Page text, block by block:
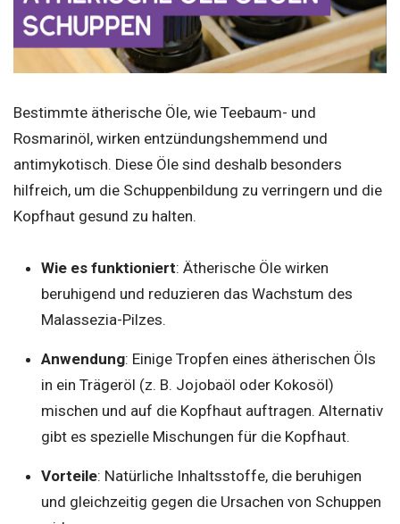
Bestimmte ätherische Öle, wie Teebaum- und
Rosmarinöl, wirken entzündungshemmend und
antimykotisch. Diese Öle sind deshalb besonders
hilfreich, um die Schuppenbildung zu verringern und die
Kopfhaut gesund zu halten.
Wie es funktioniert: Ätherische Öle wirken
beruhigend und reduzieren das Wachstum des
Malassezia-Pilzes.
Anwendung: Einige Tropfen eines ätherischen Öls
in ein Trägeröl (z. B. Jojobaöl oder Kokosöl)
mischen und auf die Kopfhaut auftragen. Alternativ
gibt es spezielle Mischungen für die Kopfhaut.
Vorteile: Natürliche Inhaltsstoffe, die beruhigen
und gleichzeitig gegen die Ursachen von Schuppen